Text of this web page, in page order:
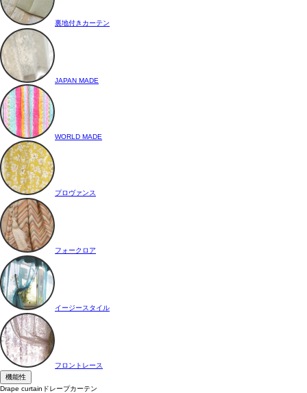
裏地付きカーテン
JAPAN MADE
WORLD MADE
プロヴァンス
フォークロア
イージースタイル
フロントレース
機能性
Drape curtain ドレープカーテン